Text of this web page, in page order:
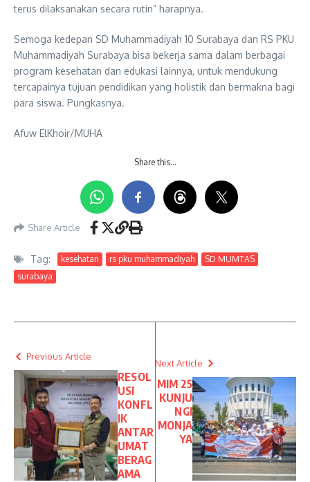
terus dilaksanakan secara rutin” harapnya.
Semoga kedepan SD Muhammadiyah 10 Surabaya dan RS PKU
Muhammadiyah Surabaya bisa bekerja sama dalam berbagai
program kesehatan dan edukasi lainnya, untuk mendukung
tercapainya tujuan pendidikan yang holistik dan bermakna bagi
para siswa. Pungkasnya.
Afuw ElKhoir/MUHA
Share this…
Share Article
Tag: kesehatan rs pku muhammadiyah
SD MUMTAS
surabaya
Previous Article
RESOL
USI
KONFL
IK
ANTAR
UMAT
BERAG
AMA
Next Article
MIM 25
KUNJU
NGI
MONJA
YA